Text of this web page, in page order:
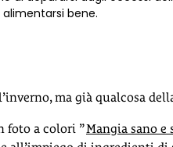
bene.
ma già qualcosa
foto a colori ”Mangia sano e